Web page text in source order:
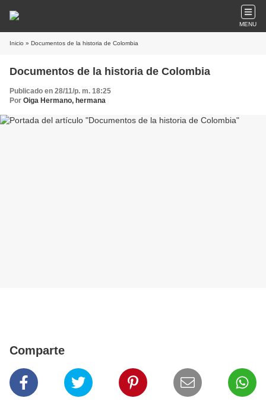
MENU
Inicio » Documentos de la historia de Colombia
Documentos de la historia de Colombia
Publicado en 28/11/p. m. 18:25
Por Oiga Hermano, hermana
Comparte